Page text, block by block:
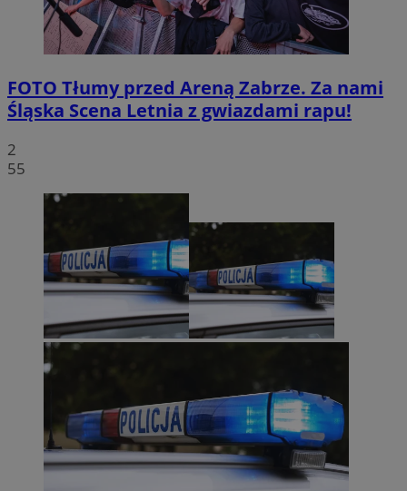
FOTO Tłumy przed Areną Zabrze. Za nami
Śląska Scena Letnia z gwiazdami rapu!
2
55